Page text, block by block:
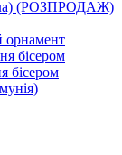
(РОЗПРОДАЖ)
орнамент
бісером
бісером